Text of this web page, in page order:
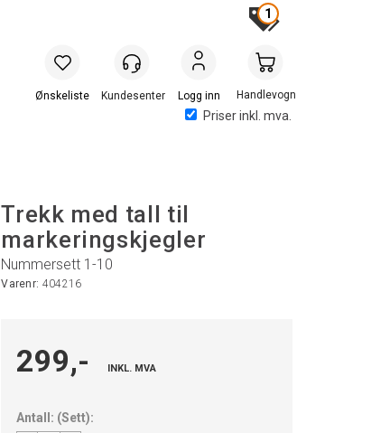
Priser inkl. mva.
Logg inn Handlevogn
1
Trekk med tall til
markeringskjegler
Nummersett 1-10
Varenr: 404216
299,- INKL. MVA
Antall: (Sett):